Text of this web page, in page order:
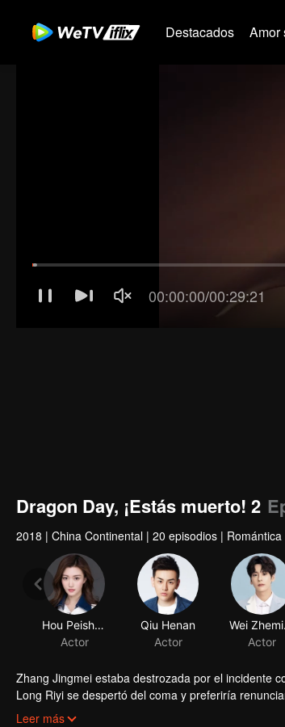
Destacados Amor
Dragon Day, ¡Estás muerto! 2
2018 | China Continental | 20 episodios | Romántica
Hou Peishan
Actor
Qiu Henan
Actor
Actor
Zhang Jingmei estaba destrozada por el incidente
Long Riyi se despertó del coma y preferiría
Pero la vida de una persona ordinaria no es tan
Leer más